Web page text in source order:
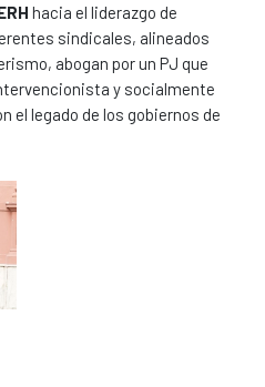
hacia el liderazgo de
sindicales, alineados
abogan por un PJ que
y socialmente
el legado de los gobiernos de